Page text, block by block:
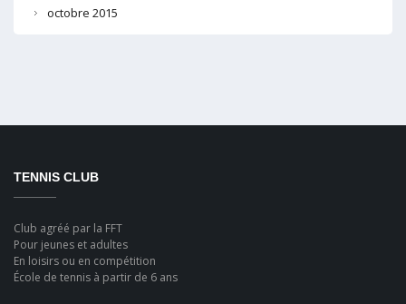
octobre 2015
TENNIS CLUB
Club agréé par la FFT
Pour jeunes et adultes
En loisirs ou en compétition
École de tennis à partir de 6 ans